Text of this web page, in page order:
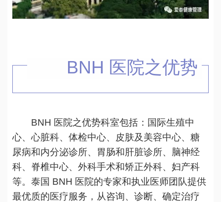
BNH 医院之优势
BNH 医院之优势科室包括：国际生殖中
心、心脏科、体检中心、皮肤及美容中心、糖
尿病和内分泌诊所、胃肠和肝脏诊所、脑神经
科、脊椎中心、外科手术和矫正外科、妇产科
等。泰国 BNH 医院的专家和执业医师团队提供
最优质的医疗服务，从咨询、诊断、确定治疗